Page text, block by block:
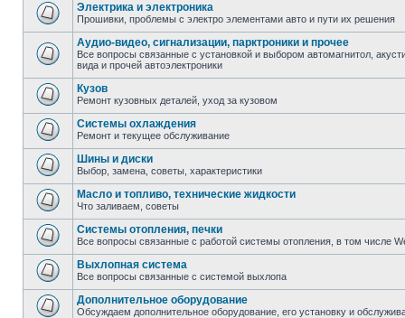
Электрика и электроника
Прошивки, проблемы с электро элементами авто и пути их решения
Аудио-видео, сигнализации, парктроники и прочее
Все вопросы связанные с установкой и выбором автомагнитол,
вида и прочей автоэлектроники
Кузов
Ремонт кузовных деталей, уход за кузовом
Системы охлаждения
Ремонт и текущее обслуживание
Шины и диски
Выбор, замена, советы, характеристики
Масло и топливо, технические жидкости
Что заливаем, советы
Системы отопления, печки
Все вопросы связанные с работой системы отопления, в том числе
Выхлопная система
Все вопросы связанные с системой выхлопа
Дополнительное оборудование
Обсуждаем дополнительное оборудование, его установку и